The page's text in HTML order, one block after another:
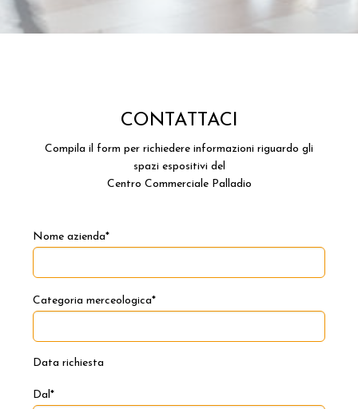
CONTATTACI
Compila il form per richiedere informazioni riguardo gli
spazi espositivi del
Centro Commerciale Palladio
Nome azienda*
Categoria merceologica*
Data richiesta
Dal*